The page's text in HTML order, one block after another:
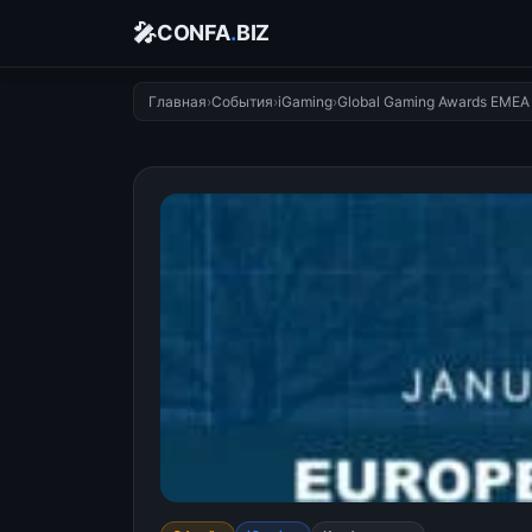
🎤CONFA.BIZ
Главная›События›iGaming›Global Gaming Awards